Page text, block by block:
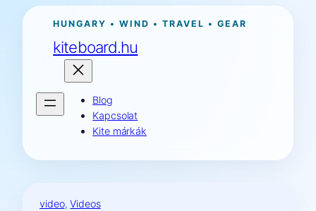
Ugrás
tartalomhoz
HUNGARY • WIND • TRAVEL • GEAR
kiteboard.hu
Blog
Kapcsolat
Kite márkák
video, Videos